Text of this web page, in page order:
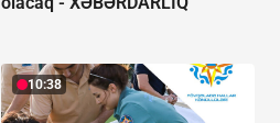
10:38